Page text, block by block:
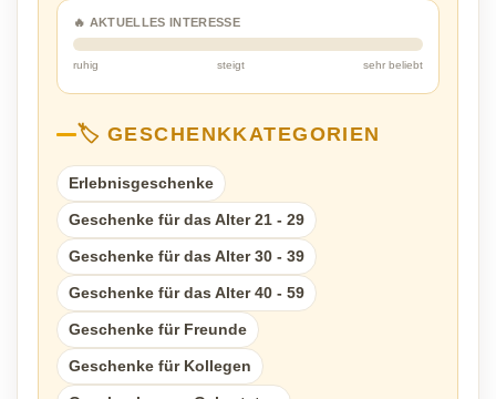
🔥 AKTUELLES INTERESSE
ruhig steigt sehr beliebt
🏷️ GESCHENKKATEGORIEN
Erlebnisgeschenke
Geschenke für das Alter 21 - 29
Geschenke für das Alter 30 - 39
Geschenke für das Alter 40 - 59
Geschenke für Freunde
Geschenke für Kollegen